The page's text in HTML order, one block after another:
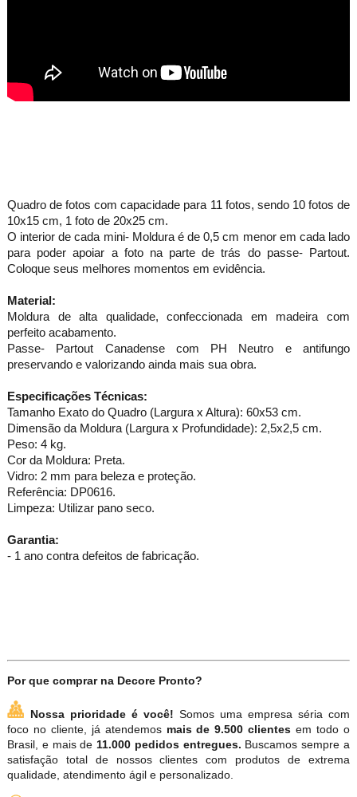
Quadro de fotos com capacidade para 11 fotos, sendo 10 fotos de
10x15 cm, 1 foto de 20x25 cm.
O interior de cada mini- Moldura é de 0,5 cm menor em cada lado
para poder apoiar a foto na parte de trás do passe- Partout.
Coloque seus melhores momentos em evidência.
Material:
Moldura de alta qualidade, confeccionada em madeira com
perfeito acabamento.
Passe- Partout Canadense com PH Neutro e antifungo
preservando e valorizando ainda mais sua obra.
Especificações Técnicas:
Tamanho Exato do Quadro (Largura x Altura): 60x53 cm.
Dimensão da Moldura (Largura x Profundidade): 2,5x2,5 cm.
Peso: 4 kg.
Cor da Moldura: Preta.
Vidro: 2 mm para beleza e proteção.
Referência: DP0616.
Limpeza: Utilizar pano seco.
Garantia:
- 1 ano contra defeitos de fabricação.
Por que comprar na Decore Pronto?
Nossa prioridade é você! Somos uma empresa séria com
foco no cliente, já atendemos mais de 9.500 clientes em todo o
Brasil, e mais de 11.000 pedidos entregues. Buscamos sempre a
satisfação total de nossos clientes com produtos de extrema
qualidade, atendimento ágil e personalizado.